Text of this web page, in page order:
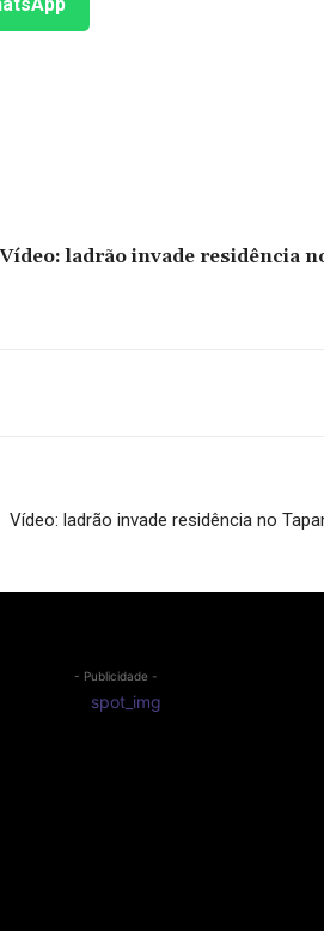
Vídeo: ladrão invade residência
Vídeo: ladrão invade residência no
- Publicidade -